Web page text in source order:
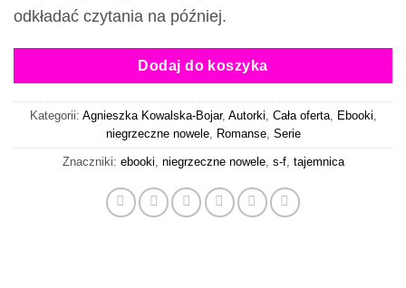
odkładać czytania na później.
Dodaj do koszyka
Kategorii: Agnieszka Kowalska-Bojar, Autorki, Cała oferta, Ebooki,
niegrzeczne nowele, Romanse, Serie
Znaczniki: ebooki, niegrzeczne nowele, s-f, tajemnica